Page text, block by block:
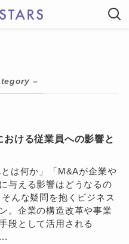
–
おける従業員への影響と
とは何か」「M&Aが企業や
与える影響はどうなるの
んな疑問を抱くビジネス
。企業の構造改革や事業
段として活用される